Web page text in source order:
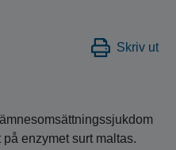
Skriv ut
enzymet surt maltas.